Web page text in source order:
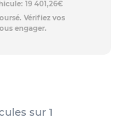
19 401,26€
Vérifiez vos
engager.
sur 1